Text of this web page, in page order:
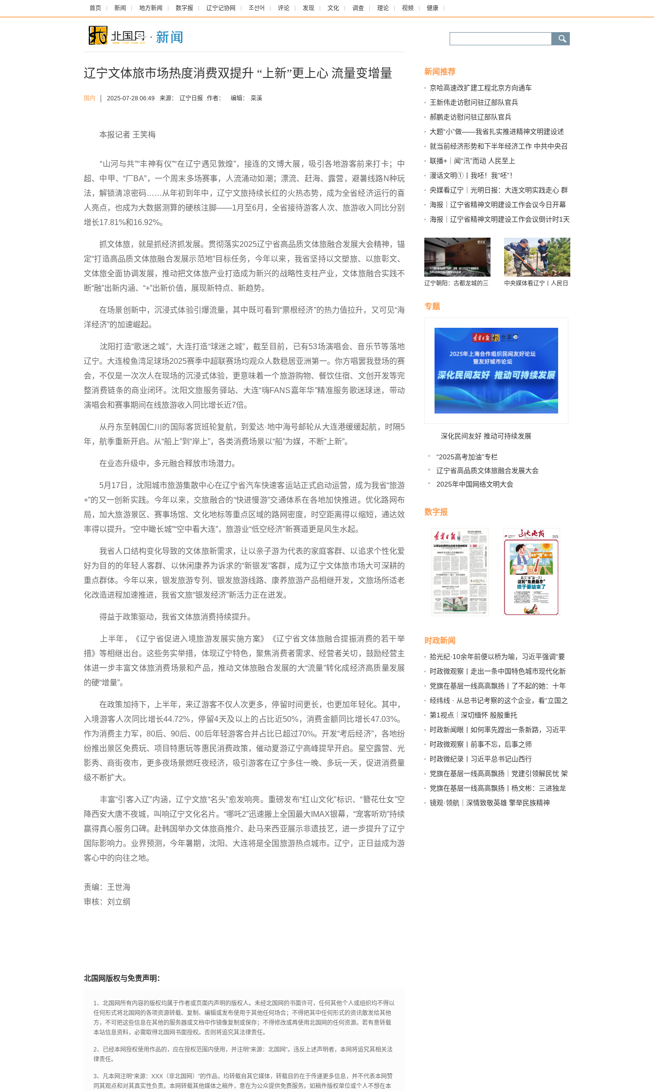
首页 新闻 地方新闻 数字报 辽宁记协网 조선어 评论 发现 文化 调查 理论 视频 健康
辽宁文体旅市场热度消费双提升 “上新”更上心 流量变增量
国内 2025-07-28 06:49 来源： 辽宁日报 作者： 编辑： 栾溪
本报记者 王笑梅
“山河与共”“丰神有仪”“在辽宁遇见敦煌”，接连的文博大展，吸引各地游客前来打卡；中
超、中甲、“厂BA”，一个周末多场赛事，人流涌动如潮；漂流、赶海、露营，避暑线路N种玩
法，解锁清凉密码……从年初到年中，辽宁文旅持续长红的火热态势，成为全省经济运行的喜
人亮点，也成为大数据测算的硬核注脚——1月至6月，全省接待游客人次、旅游收入同比分别
增长17.81%和16.92%。
抓文体旅，就是抓经济抓发展。贯彻落实2025辽宁省高品质文体旅融合发展大会精神，锚
定“打造高品质文体旅融合发展示范地”目标任务，今年以来，我省坚持以文塑旅、以旅彰文、
文体旅全面协调发展，推动把文体旅产业打造成为新兴的战略性支柱产业，文体旅融合实践不
断“融”出新内涵、“+”出新价值，展现新特点、新趋势。
在场景创新中，沉浸式体验引爆流量，其中既可看到“票根经济”的热力值拉升，又可见“海
洋经济”的加速崛起。
沈阳打造“歌迷之城”，大连打造“球迷之城”，截至目前，已有53场演唱会、音乐节等落地
辽宁。大连梭鱼湾足球场2025赛季中超联赛场均观众人数稳居亚洲第一。你方唱罢我登场的赛
会，不仅是一次次人在现场的沉浸式体验，更意味着一个旅游购物、餐饮住宿、文创开发等完
整消费链条的商业闭环。沈阳文旅服务驿站、大连“嗨FANS嘉年华”精准服务歌迷球迷，带动
演唱会和赛事期间在线旅游收入同比增长近7倍。
从丹东至韩国仁川的国际客货班轮复航，到爱达·地中海号邮轮从大连港缓缓起航，时隔5
年，航季重新开启。从“船上”到“岸上”，各类消费场景以“船”为媒，不断“上新”。
在业态升级中，多元融合释放市场潜力。
5月17日，沈阳城市旅游集散中心在辽宁省汽车快速客运站正式启动运营，成为我省“旅游
+”的又一创新实践。今年以来，交旅融合的“快进慢游”交通体系在各地加快推进。优化路网布
局，加大旅游景区、赛事场馆、文化地标等重点区域的路网密度，时空距离得以缩短，通达效
率得以提升。“空中瞰长城”“空中看大连”，旅游业“低空经济”新赛道更是风生水起。
我省人口结构变化导致的文体旅新需求，让以亲子游为代表的家庭客群、以追求个性化爱
好为目的的年轻人客群、以休闲康养为诉求的“新银发”客群，成为辽宁文体旅市场大可深耕的
重点群体。今年以来，银发旅游专列、银发旅游线路、康养旅游产品相继开发，文旅场所适老
化改造进程加速推进，我省文旅“银发经济”新活力正在迸发。
得益于政策驱动，我省文体旅消费持续提升。
上半年，《辽宁省促进入境旅游发展实施方案》《辽宁省文体旅融合提振消费的若干举
措》等相继出台。这些务实举措，体现辽宁特色，聚焦消费者需求、经营者关切，鼓励经营主
体进一步丰富文体旅消费场景和产品，推动文体旅融合发展的大“流量”转化成经济高质量发展
的硬“增量”。
在政策加持下，上半年，来辽游客不仅人次更多，停留时间更长，也更加年轻化。其中，
入境游客人次同比增长44.72%，停留4天及以上的占比近50%，消费金额同比增长47.03%。
作为消费主力军，80后、90后、00后年轻游客合并占比已超过70%。开发“考后经济”，各地纷
纷推出景区免费玩、项目特惠玩等惠民消费政策，催动夏游辽宁高峰提早开启。星空露营、光
影秀、商街夜市，更多夜场景燃旺夜经济，吸引游客在辽宁多住一晚、多玩一天，促进消费量
级不断扩大。
丰富“引客入辽”内涵，辽宁文旅“名头”愈发响亮。重磅发布“红山文化”标识、“簪花仕女”空
降西安大唐不夜城，叫响辽宁文化名片。“哪吒2”迅速搬上全国最大IMAX银幕，“宠客听劝”持续
赢得真心服务口碑。赴韩国举办文体旅商推介、赴马来西亚展示非遗技艺，进一步提升了辽宁
国际影响力。业界预测，今年暑期，沈阳、大连将是全国旅游热点城市。辽宁，正日益成为游
客心中的向往之地。
责编：王世海
审核：刘立纲
北国网版权与免责声明：
1、北国网所有内容的版权均属于作者或页面内声明的版权人。未经北国网的书面许可，任何其他个人或组织均不得以
任何形式将北国网的各项资源转载、复制、编辑或发布使用于其他任何场合；不得把其中任何形式的资讯散发给其他
方，不可把这些信息在其他的服务器或文档中作镜像复制或保存；不得修改或再使用北国网的任何资源。若有意转载
本站信息资料，必需取得北国网书面授权。否则将追究其法律责任。
2、已经本网授权使用作品的，应在授权范围内使用，并注明“来源：北国网”。违反上述声明者，本网将追究其相关法
律责任。
3、凡本网注明“来源：XXX（非北国网）”的作品，均转载自其它媒体，转载目的在于传递更多信息，并不代表本网赞
同其观点和对其真实性负责。本网转载其他媒体之稿件，意在为公众提供免费服务。如稿件版权单位或个人不想在本
新闻推荐
京哈高速改扩建工程北京方向通车
王新伟走访慰问驻辽部队官兵
郝鹏走访慰问驻辽部队官兵
大题“小”做——我省扎实推进精神文明建设述
评（上）
就当前经济形势和下半年经济工作 中共中央召
开党外人士座谈会 习近平主持并发表重要讲话
联播+｜闻“汛”而动 人民至上
漫话文明①丨我呸！我“呸”！
央媒看辽宁｜光明日报：大连文明实践走心 群
众幸福加码
海报｜辽宁省精神文明建设工作会议今日开幕
海报｜辽宁省精神文明建设工作会议倒计时1天
辽宁朝阳：古都龙城的三
中央媒体看辽宁丨人民日
专题
深化民间友好 推动可持续发展
“2025高考加油”专栏
辽宁省高品质文体旅融合发展大会
2025年中国网络文明大会
数字报
时政新闻
拾光纪·10余年前便以桥为喻，习近平强调“要
牢牢把握中欧关系发展的正确方向”
时政微观察丨走出一条中国特色城市现代化新
路子
党旗在基层一线高高飘扬丨了不起的她：十年
驻村路 绘就乡村振兴新图景
经纬线 · 从总书记考察的这个企业，看“立国之
本、强国之基”
第1视点｜深切缅怀 殷殷重托
时政新闻眼丨如何率先蹚出一条新路，习近平
山西考察作出部署
时政微观察丨前事不忘，后事之师
时政微纪录丨习近平总书记山西行
党旗在基层一线高高飘扬｜党建引领解民忧 架
起群众“连心桥”
党旗在基层一线高高飘扬丨杨文彬：三进独龙
江 书写驻村第一书记的峡谷情怀
镜观·领航｜深情致敬英雄 擎举民族精神